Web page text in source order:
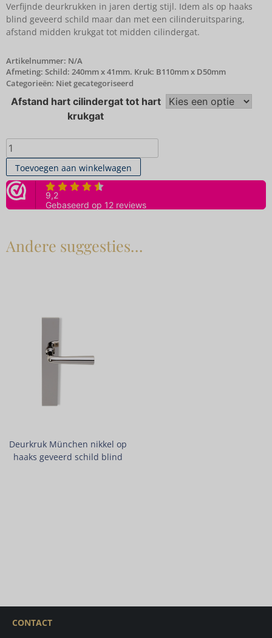
Verfijnde deurkrukken in jaren dertig stijl. Idem als op haaks
blind geveerd schild maar dan met een cilinderuitsparing,
afstand midden krukgat tot midden cilindergat.
Artikelnummer: N/A
Afmeting: Schild: 240mm x 41mm. Kruk: B110mm x D50mm
Categorieën: Niet gecategoriseerd
Afstand hart cilindergat tot hart
krukgat
Toevoegen aan winkelwagen
Andere suggesties…
Deurkruk München nikkel op
haaks geveerd schild blind
CONTACT